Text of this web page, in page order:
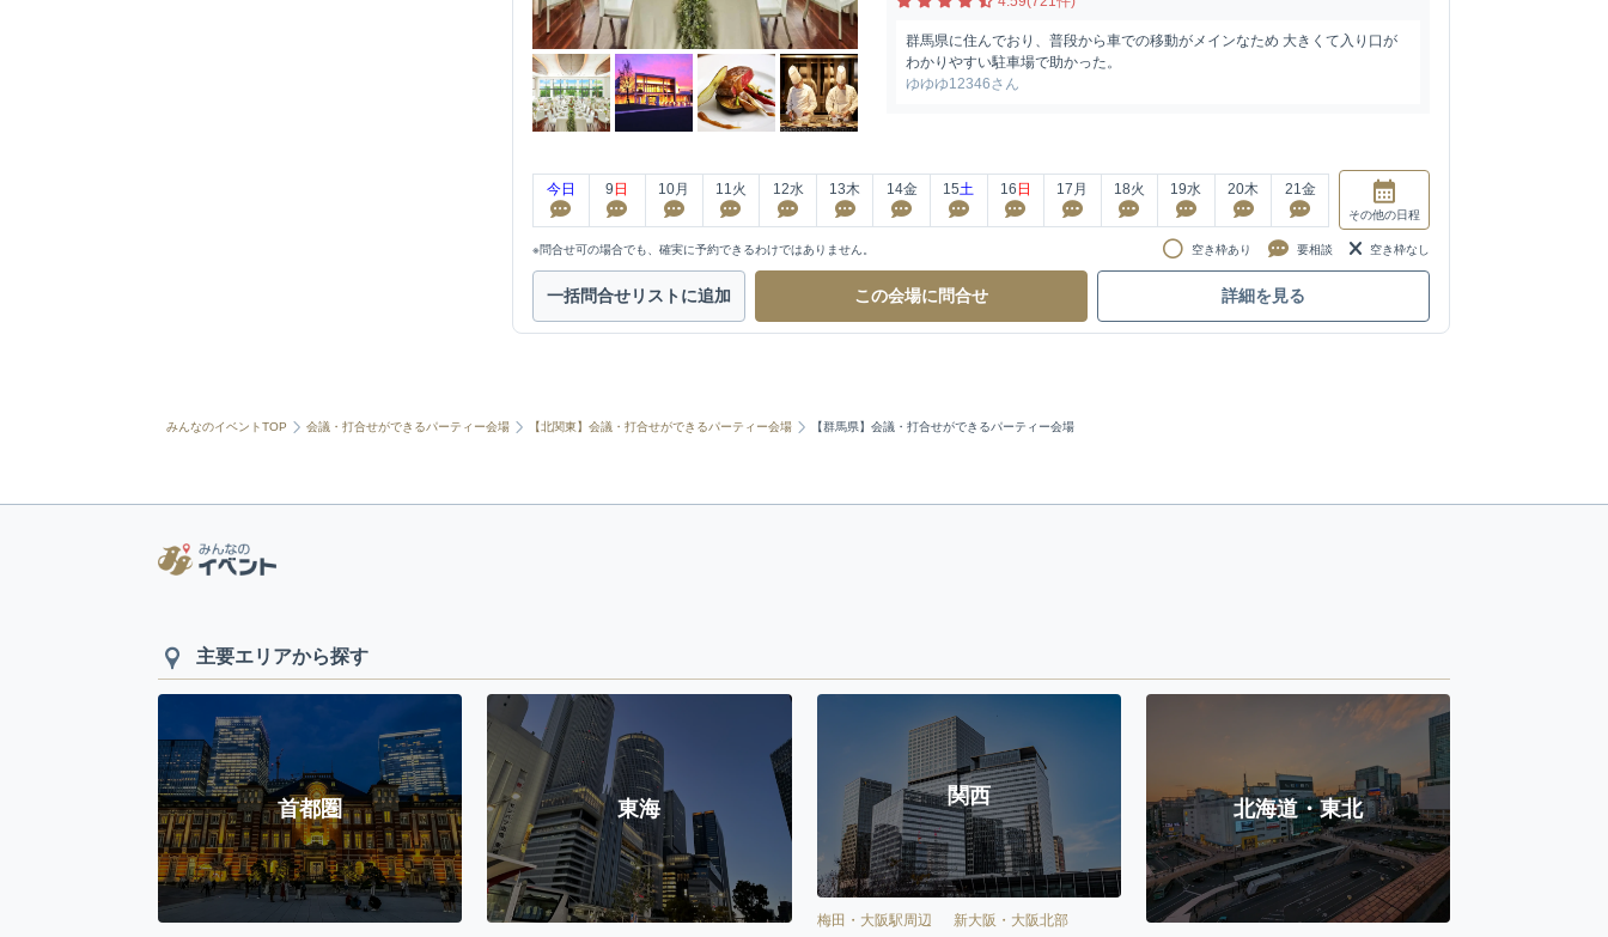
群馬県に住んでおり、普段から車での移動がメインなため 大きくて入り口が
わかりやすい駐車場で助かった。
ゆゆゆ12346さん
今日 9 日 10月 11 火 12水 13木 14金 15土 16 日 17 月 18火 19水 20木 21 金
その他の日程
※問合せ可の場合でも、確実に予約できるわけではありません。 空き枠あり 要相談 空き枠なし
一括問合せリストに追加 この会場に問合せ 詳細を見る
みんなのイベントTOP 会議・打合せができるパーティー会場 【北関東】会議・打合せができるパーティー会場 【群馬県】会議・打合せができるパーティー会場
主要エリアから探す
首都圏 東海
関西
梅田・大阪駅周辺
新大阪・大阪北部
北海道・東北